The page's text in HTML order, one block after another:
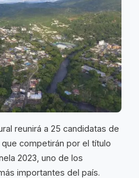
reunirá a 25 candidatas de
competirán por el título
2023, uno de los
importantes del país.